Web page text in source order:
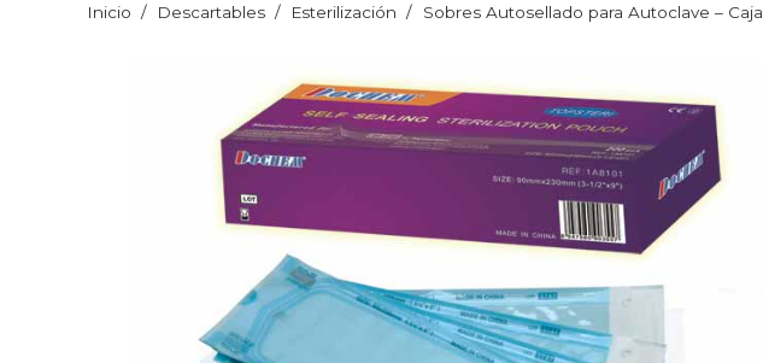
Inicio / Descartables / Esterilización / Sobres Autosellado para Autoclave – Caja